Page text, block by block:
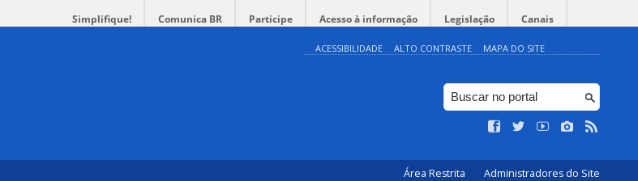
Simplifique! Comunica BR Participe Acesso à informação Legislação Canais
ACESSIBILIDADE ALTO CONTRASTE MAPA DO SITE
Área Restrita Administradores do Site